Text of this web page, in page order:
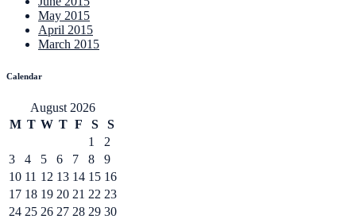
May 2015
April 2015
March 2015
Calendar
August 2026
M T W T F S
S
1
2
3
4 5 6 7 8
9
10 11 12 13 14 15 16
17 18 19 20 21 22 23
24 25 26 27 28 29 30